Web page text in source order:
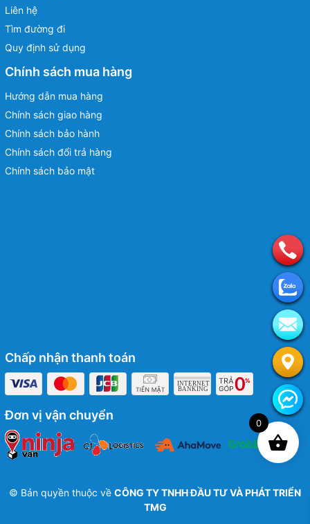
Liên hệ
Tìm đường đi
Quy định sử dụng
Chính sách mua hàng
Hướng dẫn mua hàng
Chính sách giao hàng
Chính sách bảo hành
Chính sách đổi trả hàng
Chính sách bảo mật
Chấp nhận thanh toán
Đơn vị vận chuyển
© Bản quyền thuộc về CÔNG TY TNHH ĐẦU TƯ VÀ PHÁT TRIỂN
TMG
0